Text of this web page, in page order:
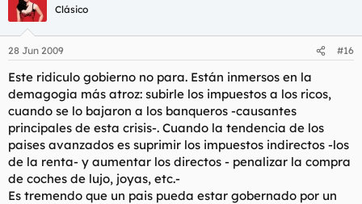
Clásico
28 Jun 2009 #16
Este ridiculo gobierno no para. Están inmersos en la
demagogia más atroz: subirle los impuestos a los ricos,
cuando se lo bajaron a los banqueros -causantes
principales de esta crisis-. Cuando la tendencia de los
paises avanzados es suprimir los impuestos indirectos -los
de la renta- y aumentar los directos - penalizar la compra
de coches de lujo, joyas, etc.-
Es tremendo que un pais pueda estar gobernado por un